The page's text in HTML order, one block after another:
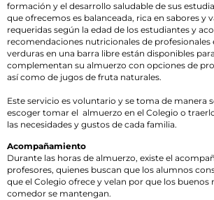
formación y el desarrollo saludable de sus
que ofrecemos es balanceada, rica en sabores y
requeridas según la edad de los estudiantes y
recomendaciones nutricionales de profesionales
verduras en una barra libre están disponibles
complementan su almuerzo con opciones de
así como de jugos de fruta naturales.
Este servicio es voluntario y se toma de manera
escoger tomar el almuerzo en el Colegio o
las necesidades y gustos de cada familia.
Acompañamiento
Durante las horas de almuerzo, existe el
profesores, quienes buscan que los alumnos
que el Colegio ofrece y velan por que los buenos
comedor se mantengan.